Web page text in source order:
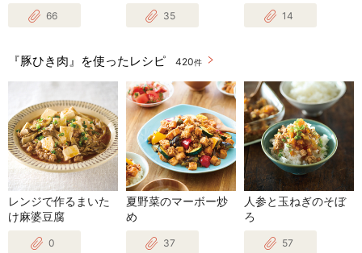
66 35 14
『豚ひき肉』を使ったレシピ 420件
レンジで作るまいた
け麻婆豆腐
0
夏野菜のマーボー炒
め
37
人参と玉ねぎのそぼ
ろ
57